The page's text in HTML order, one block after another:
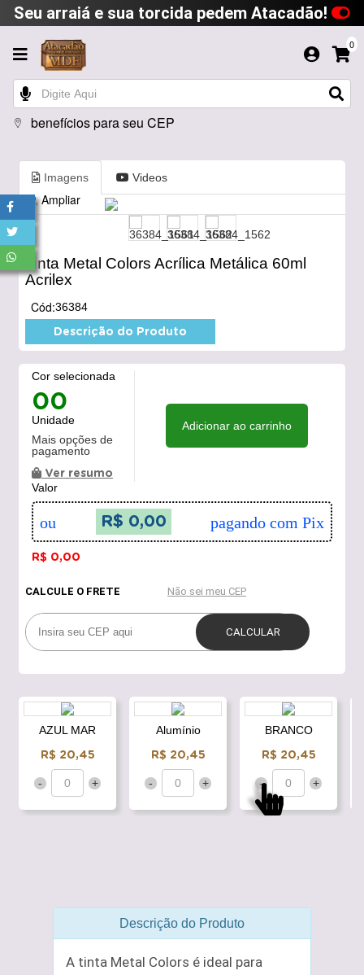
Seu arraiá e sua torcida pedem Atacadão!
0
benefícios para seu CEP
Imagens Videos
Ampliar
Tinta Metal Colors Acrílica Metálica 60ml
Acrilex
Cód:36384
Descrição do Produto
Cor selecionada
00
Unidade
Mais opções de
pagamento
Ver resumo
Adicionar ao carrinho
Valor
ou R$ 0,00 pagando com Pix
R$ 0,00
AZUL MAR
R$ 20,45
- +
Alumínio
R$ 20,45
- +
BRANCO
R$ 20,45
- +
Descrição do Produto
A tinta Metal Colors é ideal para